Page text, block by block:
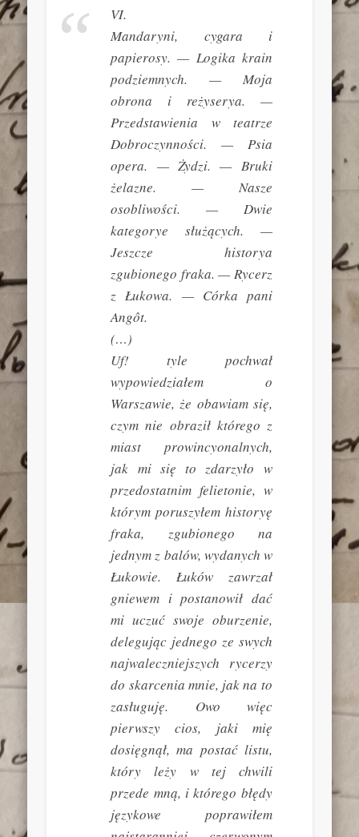
VI.
Mandaryni, cygara i
papierosy. — Logika krain
podziemnych. — Moja
obrona i reżyserya. —
Przedstawienia w teatrze
Dobroczynności. — Psia
opera. — Żydzi. — Bruki
żelazne. — Nasze
osobliwości. — Dwie
kategorye służących. —
Jeszcze historya
zgubionego fraka. — Rycerz
z Łukowa. — Córka pani
Angôt.
(…)
Uf! tyle pochwał
wypowiedziałem o
Warszawie, że obawiam się,
czym nie obraził którego z
miast prowincyonalnych,
jak mi się to zdarzyło w
przedostatnim felietonie, w
którym poruszyłem historyę
fraka, zgubionego na
jednym z balów, wydanych w
Łukowie. Łuków zawrzał
gniewem i postanowił dać
mi uczuć swoje oburzenie,
delegując jednego ze swych
najwaleczniejszych rycerzy
do skarcenia mnie, jak na to
zasługuję. Owo więc
pierwszy cios, jaki mię
dosięgnął, ma postać listu,
który leży w tej chwili
przede mną, i którego błędy
językowe poprawiłem